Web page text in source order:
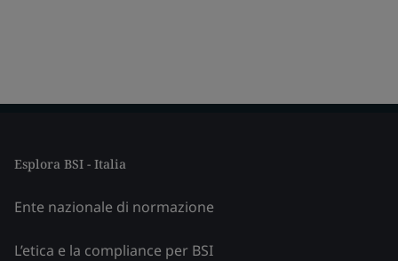
Esplora BSI - Italia
Ente nazionale di normazione
L’etica e la compliance per BSI